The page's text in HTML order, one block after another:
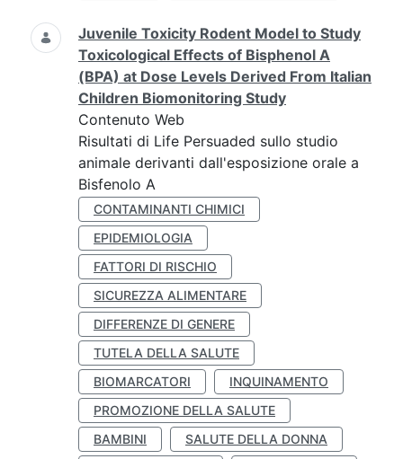
Juvenile Toxicity Rodent Model to Study
Toxicological Effects of Bisphenol A
(BPA) at Dose Levels Derived From Italian
Children Biomonitoring Study
Contenuto Web
Risultati di Life Persuaded sullo studio
animale derivanti dall'esposizione orale a
Bisfenolo A
CONTAMINANTI CHIMICI
EPIDEMIOLOGIA
FATTORI DI RISCHIO
SICUREZZA ALIMENTARE
DIFFERENZE DI GENERE
TUTELA DELLA SALUTE
BIOMARCATORI
INQUINAMENTO
PROMOZIONE DELLA SALUTE
BAMBINI
SALUTE DELLA DONNA